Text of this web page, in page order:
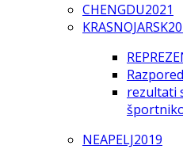
CHENGDU2021
rezultati
NEAPELJ2019